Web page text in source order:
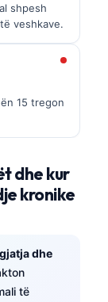
shpesh
veshkave.
15 tregon
dhe kur
kronike
dhe
të